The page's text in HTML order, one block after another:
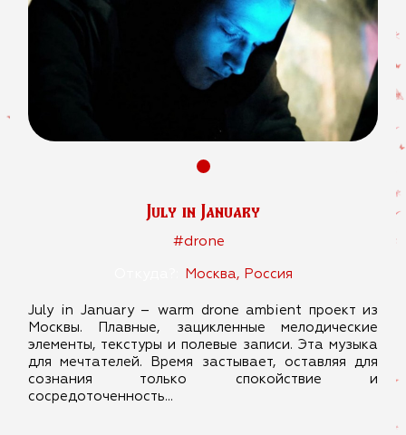
July in January
#drone
Москва, Россия
July in January – warm drone ambient проект из
Москвы. Плавные, зацикленные мелодические
элементы, текстуры и полевые записи. Эта музыка
для мечтателей. Время застывает, оставляя для
сознания только спокойствие и
сосредоточенность…